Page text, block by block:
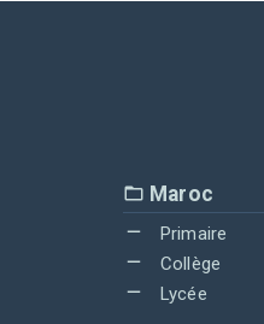
Maroc
Primaire
Collège
Lycée